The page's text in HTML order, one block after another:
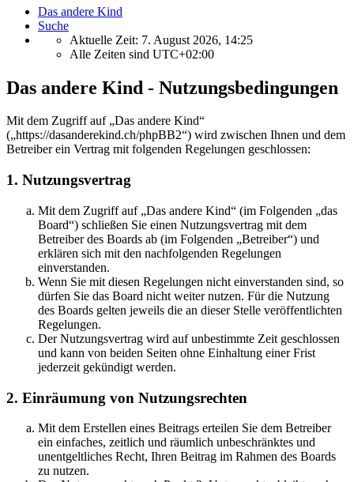
Das andere Kind
Suche
Aktuelle Zeit: 7. August 2026, 14:25
Alle Zeiten sind UTC+02:00
Das andere Kind - Nutzungsbedingungen
Mit dem Zugriff auf „Das andere Kind“
(„https://dasanderekind.ch/phpBB2“) wird zwischen Ihnen und dem
Betreiber ein Vertrag mit folgenden Regelungen geschlossen:
1. Nutzungsvertrag
Mit dem Zugriff auf „Das andere Kind“ (im Folgenden „das
Board“) schließen Sie einen Nutzungsvertrag mit dem
Betreiber des Boards ab (im Folgenden „Betreiber“) und
erklären sich mit den nachfolgenden Regelungen
einverstanden.
Wenn Sie mit diesen Regelungen nicht einverstanden sind, so
dürfen Sie das Board nicht weiter nutzen. Für die Nutzung
des Boards gelten jeweils die an dieser Stelle veröffentlichten
Regelungen.
Der Nutzungsvertrag wird auf unbestimmte Zeit geschlossen
und kann von beiden Seiten ohne Einhaltung einer Frist
jederzeit gekündigt werden.
2. Einräumung von Nutzungsrechten
Mit dem Erstellen eines Beitrags erteilen Sie dem Betreiber
ein einfaches, zeitlich und räumlich unbeschränktes und
unentgeltliches Recht, Ihren Beitrag im Rahmen des Boards
zu nutzen.